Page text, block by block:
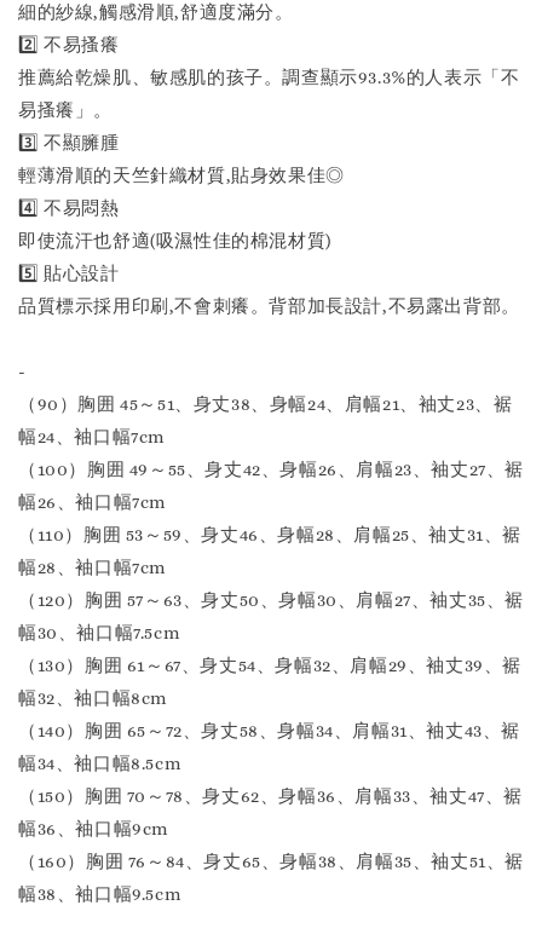
細的紗線,觸感滑順,舒適度滿分。
2️⃣ 不易搔癢
推薦給乾燥肌、敏感肌的孩子。調查顯示93.3%的人表示「不
易搔癢」。
3️⃣ 不顯臃腫
輕薄滑順的天竺針織材質,貼身效果佳◎
4️⃣ 不易悶熱
即使流汗也舒適(吸濕性佳的棉混材質)
5️⃣ 貼心設計
品質標示採用印刷,不會刺癢。背部加長設計,不易露出背部。
-
（90）胸囲 45～51、身丈38、身幅24、肩幅21、袖丈23、裾
幅24、袖口幅7cm
（100）胸囲 49～55、身丈42、身幅26、肩幅23、袖丈27、裾
幅26、袖口幅7cm
（110）胸囲 53～59、身丈46、身幅28、肩幅25、袖丈31、裾
幅28、袖口幅7cm
（120）胸囲 57～63、身丈50、身幅30、肩幅27、袖丈35、裾
幅30、袖口幅7.5cm
（130）胸囲 61～67、身丈54、身幅32、肩幅29、袖丈39、裾
幅32、袖口幅8cm
（140）胸囲 65～72、身丈58、身幅34、肩幅31、袖丈43、裾
幅34、袖口幅8.5cm
（150）胸囲 70～78、身丈62、身幅36、肩幅33、袖丈47、裾
幅36、袖口幅9cm
（160）胸囲 76～84、身丈65、身幅38、肩幅35、袖丈51、裾
幅38、袖口幅9.5cm